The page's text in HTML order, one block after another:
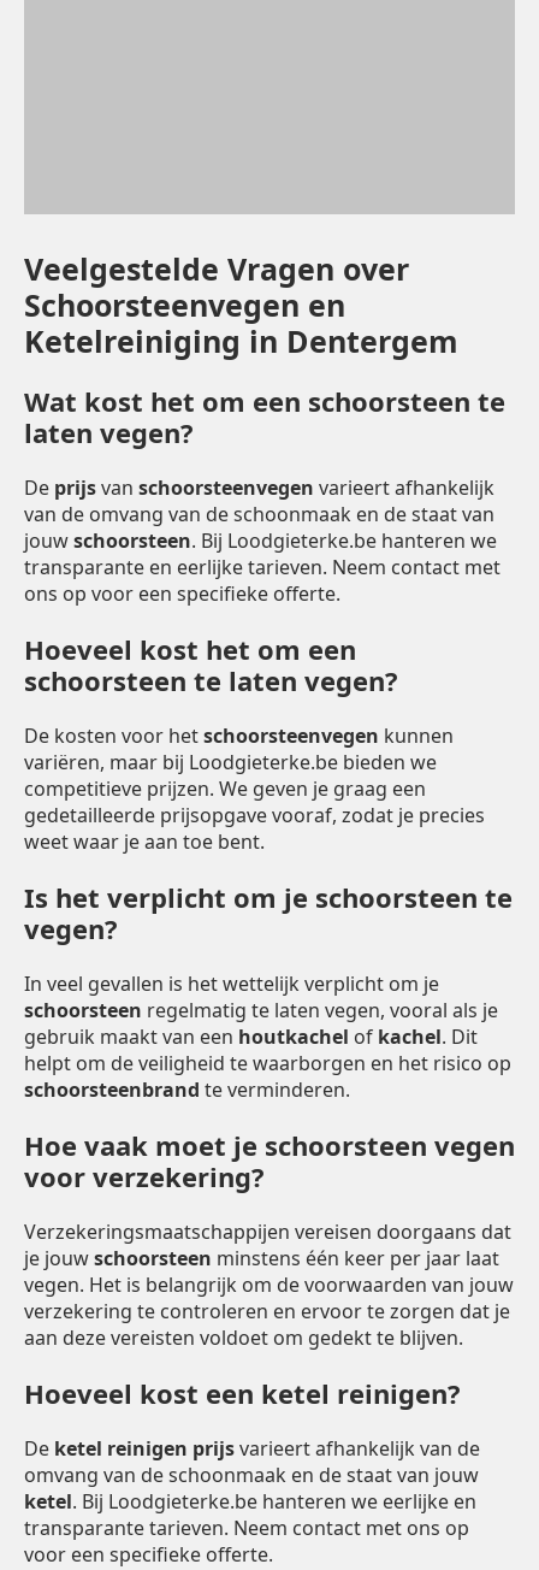
Veelgestelde Vragen over
Schoorsteenvegen en
Ketelreiniging in Dentergem
Wat kost het om een schoorsteen te
laten vegen?
De prijsvan schoorsteenvegen varieert afhankelijk
van de omvang van de schoonmaak en de staat van
jouwschoorsteen. Bij Loodgieterke.be hanteren we
transparante en eerlijke tarieven. Neem contact met
ons op voor een specifieke offerte.
Hoeveel kost het om een
schoorsteen te laten vegen?
De kosten voor hetschoorsteenvegen kunnen
variëren, maar bij Loodgieterke.be bieden we
competitieve prijzen. We geven je graag een
gedetailleerde prijsopgave vooraf, zodat je precies
weet waar je aan toe bent.
Is het verplicht om je schoorsteen te
vegen?
In veel gevallen is het wettelijk verplicht om je
schoorsteen regelmatig te laten vegen, vooral als je
gebruik maakt van een houtkachel of kachel. Dit
helpt om de veiligheid te waarborgen en het risico op
schoorsteenbrand te verminderen.
Hoe vaak moet je schoorsteen vegen
voor verzekering?
Verzekeringsmaatschappijen vereisen doorgaans dat
je jouwschoorsteen minstens één keer per jaar laat
vegen. Het is belangrijk om de voorwaarden van jouw
verzekering te controleren en ervoor te zorgen dat je
aan deze vereisten voldoet om gedekt te blijven.
Hoeveel kost een ketel reinigen?
De ketel reinigen prijsvarieert afhankelijk van de
omvang van de schoonmaak en de staat van jouw
ketel. Bij Loodgieterke.be hanteren we eerlijke en
transparante tarieven. Neem contact met ons op
voor een specifieke offerte.